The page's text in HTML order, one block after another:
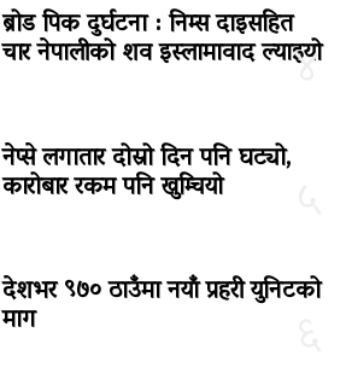
४
ब्रोड पिक दुर्घटना : निम्स दाइसहित
चार नेपालीको शव इस्लामावाद ल्याइयो
नेप्से लगातार दोस्रो दिन पनि घट्यो,
कारोबार रकम पनि खुम्चियो
देशभर ९७० ठाउँमा नयाँ प्रहरी युनिटको
माग